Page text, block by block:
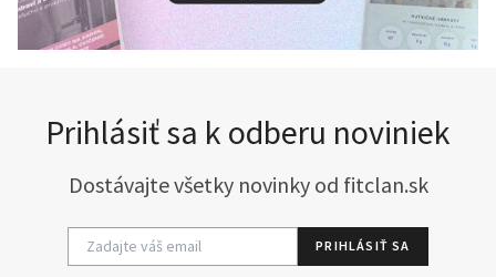
Prihlásiť sa k odberu noviniek
Dostávajte všetky novinky od fitclan.sk
PRIHLÁSIŤ SA